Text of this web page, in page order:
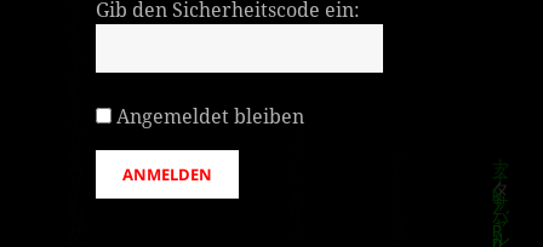
Gib den Sicherheitscode ein:
Angemeldet bleiben
ANMELDEN